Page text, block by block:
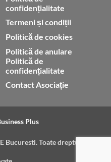
confidențialitate
Termeni și condiții
Politică de cookies
Politică de anulare
Politică de
confidențialitate
Contact Asociație
Plus
Bucuresti. Toate drepturile